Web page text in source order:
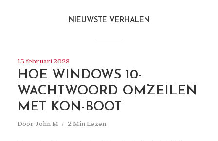
NIEUWSTE VERHALEN
15 februari 2023
HOE WINDOWS 10-
WACHTWOORD OMZEILEN
MET KON-BOOT
Door John M 2 Min Lezen